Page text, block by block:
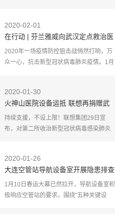
大，加上很多企业
2020-02-01
在行动 | 芬兰雅威向武汉定点救治医
院捐赠医用级杀菌设备
2020年一场疫情防控狙击战悄然打响，万
众一心，抗击新型冠状病毒肺炎疫情。1月
学协和医院、武汉
2020-01-30
火神山医院设备运抵 联想再捐赠武
汉雷神山医院所有IT设备
持续支援，不设上限！联想集团29日宣
布，对第二所收治新型冠状病毒感染肺炎
援武汉行动，向武汉
2020-01-26
大连空管站导航设备室开展隐患排查
1月10日春运大幕已然拉开，导航设备室积
极响应空管站的要求，围绕"五种关键设